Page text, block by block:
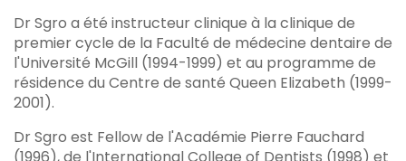
Dr Sgro a été instructeur clinique à la clinique de
premier cycle de la Faculté de médecine dentaire de
l'Université McGill (1994-1999) et au programme de
résidence du Centre de santé Queen Elizabeth (1999-
2001).
Dr Sgro est Fellow de l'Académie Pierre Fauchard
(1996), de l'International College of Dentists (1998) et